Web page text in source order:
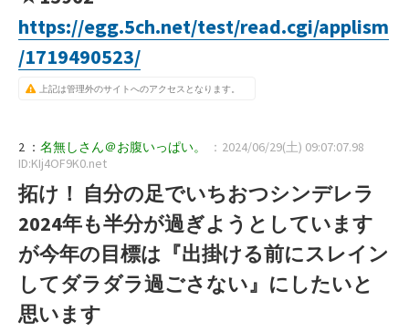
https://egg.5ch.net/test/read.cgi/applism
/1719490523/
上記は管理外のサイトへのアクセスとなります。
2 ： 名無しさん＠お腹いっぱい。
：2024/06/29(土) 09:07:07.98
ID:KIj4OF9K0.net
拓け！ 自分の足でいちおつシンデレラ
2024年も半分が過ぎようとしています
が今年の目標は『出掛ける前にスレイン
してダラダラ過ごさない』にしたいと
思います